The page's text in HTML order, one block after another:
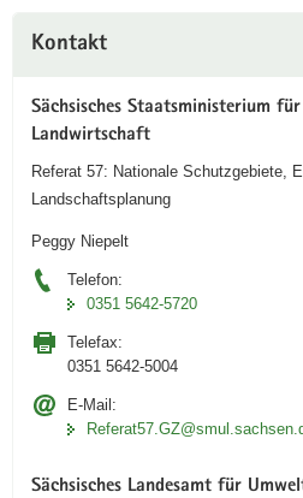
Information
Kontakt
Sächsisches Staatsministerium
Landwirtschaft
Referat 57: Nationale Schutzgebiete,
Landschaftsplanung
Peggy Niepelt
Telefon:
0351 5642-5720
Telefax:
0351 5642-5004
E-Mail:
Sächsisches Landesamt für